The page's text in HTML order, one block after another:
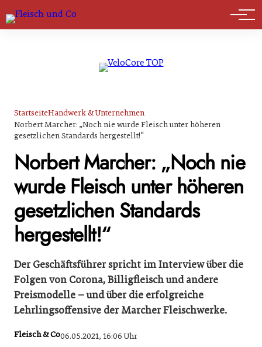
Marktführer
StartseiteHandwerk & Unternehmen
Norbert Marcher: „Noch nie wurde Fleisch unter höheren
gesetzlichen Standards hergestellt!“
Norbert Marcher: „Noch nie
wurde Fleisch unter höheren
gesetzlichen Standards
hergestellt!“
Der Geschäftsführer spricht im Interview über die
Folgen von Corona, Billigfleisch und andere
Preismodelle – und über die erfolgreiche
Lehrlingsoffensive der Marcher Fleischwerke.
Fleisch & Co06.05.2021, 16:06 Uhr